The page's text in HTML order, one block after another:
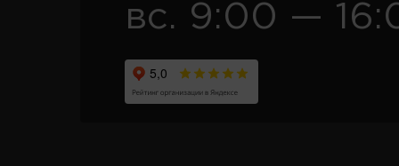
вс. 9:00 —